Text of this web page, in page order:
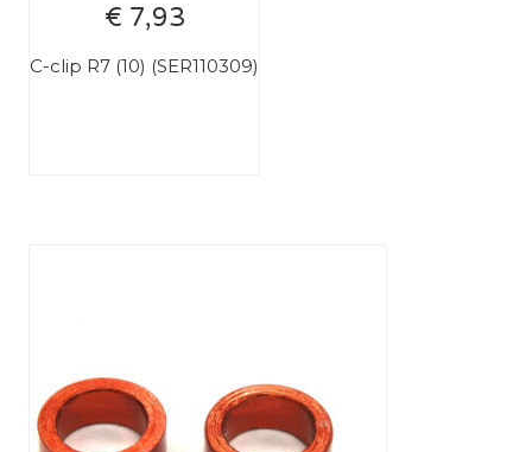
€ 7,93
C-clip R7 (10) (SER110309)